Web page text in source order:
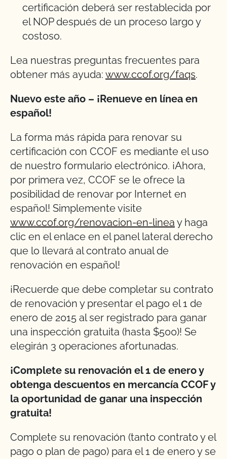
certificación deberá ser restablecida por
el NOP después de un proceso largo y
costoso.
Lea nuestras preguntas frecuentes para
obtener más ayuda: www.ccof.org/faqs.
Nuevo este año – ¡Renueve en línea en
español!
La forma más rápida para renovar su
certificación con CCOF es mediante el uso
de nuestro formulario electrónico. ¡Ahora,
por primera vez, CCOF se le ofrece la
posibilidad de renovar por Internet en
español! Simplemente visite
www.ccof.org/renovacion-en-linea y haga
clic en el enlace en el panel lateral derecho
que lo llevará al contrato anual de
renovación en español!
¡Recuerde que debe completar su contrato
de renovación y presentar el pago el 1 de
enero de 2015 al ser registrado para ganar
una inspección gratuita (hasta $500)! Se
elegirán 3 operaciones afortunadas.
¡Complete su renovación el 1 de enero y
obtenga descuentos en mercancía CCOF y
la oportunidad de ganar una inspección
gratuita!
Complete su renovación (tanto contrato y el
pago o plan de pago) para el 1 de enero y se